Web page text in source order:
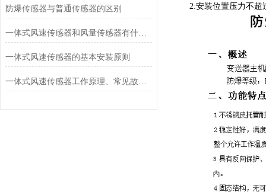
防爆传感器与普通传感器的区别
一体式风速传感器和风量传感器有什么不同？
一体式风速传感器的基本安装原则
一体式风速传感器工作原理、常见故障排查与运维建议
2:安装位置压力不超